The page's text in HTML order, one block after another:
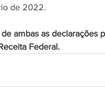
de 2022.
ambas as declarações
Federal.